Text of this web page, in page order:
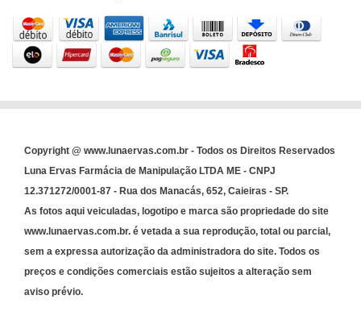
Copyright @ www.lunaervas.com.br - Todos os Direitos Reservados
Luna Ervas Farmácia de Manipulação LTDA ME - CNPJ
12.371272/0001-87 - Rua dos Manacás, 652, Caieiras - SP.
As fotos aqui veiculadas, logotipo e marca são propriedade do site
www.lunaervas.com.br. é vetada a sua reprodução, total ou parcial,
sem a expressa autorização da administradora do site. Todos os
preços e condições comerciais estão sujeitos a alteração sem
aviso prévio.